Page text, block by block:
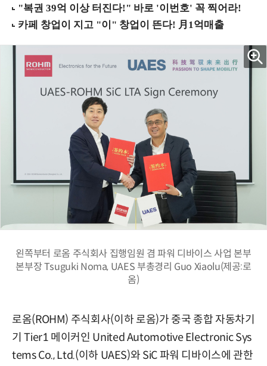
왼쪽부터 로옴 주식회사 집행임원 겸 파워 디바이스 사업 본부
본부장 Tsuguki Noma, UAES 부총경리 Guo Xiaolu(제공:로
옴)
로옴(ROHM) 주식회사(이하 로옴)가 중국 종합 자동차기
기 Tier1 메이커인 United Automotive Electronic Sys
tems Co., Ltd.(이하 UAES)와 SiC 파워 디바이스에 관한